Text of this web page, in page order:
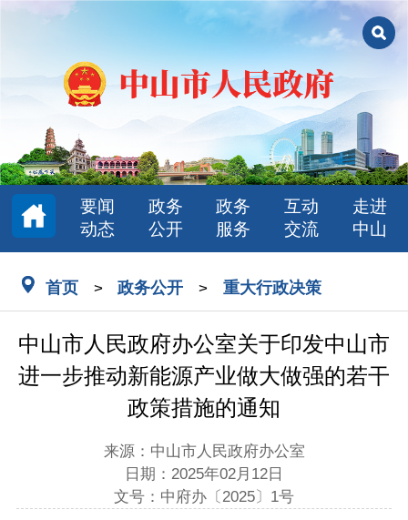
要闻
动态
政务
公开
政务
服务
互动
交流
走进
中山
首页 > 政务公开 > 重大行政决策
中山市人民政府办公室关于印发中山市
进一步推动新能源产业做大做强的若干
政策措施的通知
来源：中山市人民政府办公室
日期：2025年02月12日
文号：中府办〔2025〕1号